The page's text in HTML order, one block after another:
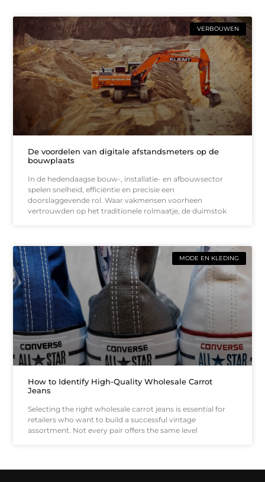
VERBOUWEN
De voordelen van digitale afstandsmeters op de
bouwplaats
In de hedendaagse bouw-, installatie- en afbouwsector
spelen snelheid, efficiëntie en precisie een
doorslaggevende rol. Waar vakmensen voorheen
vertrouwden op het traditionele rolmaatje, de duimstok
MODE EN KLEDING
How to Identify High-Quality Wholesale Carrot
Jeans
Selecting the right wholesale carrot jeans is essential for
retailers who want to build a successful vintage
assortment. Not every pair offers the same level